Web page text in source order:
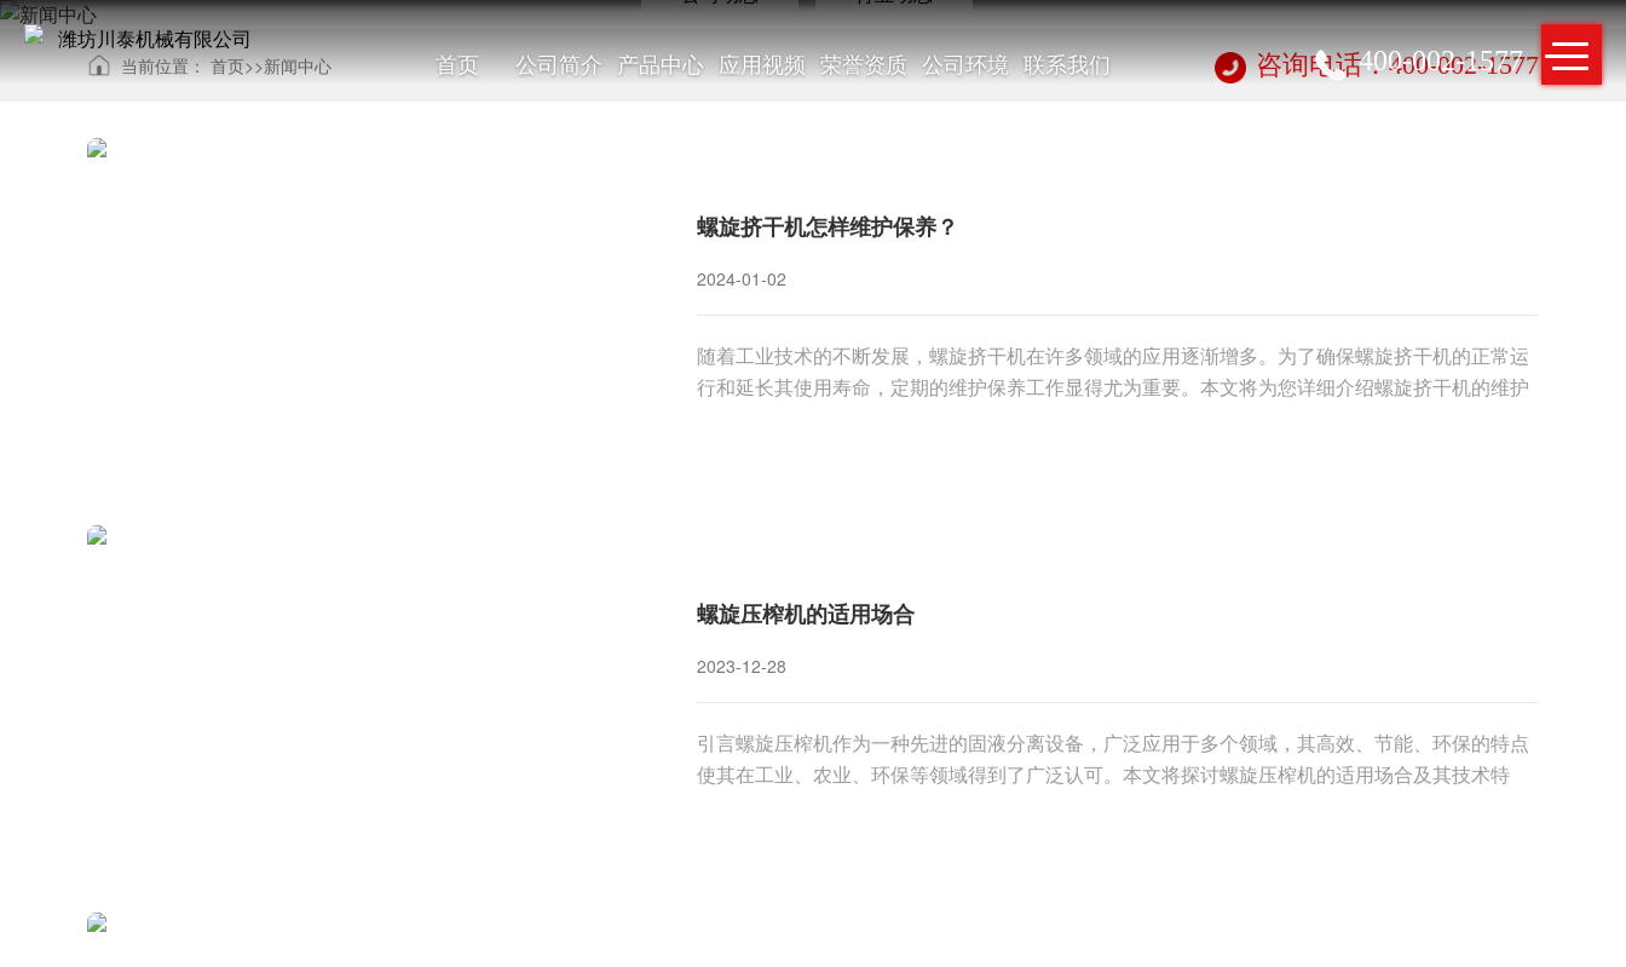
400-002-1577
首页 公司简介 产品中心 应用视频 荣誉资质 公司环境 联系我们
新闻中心
NEWS CENTER
当前位置：首页>>新闻中心 咨询电话：400-002-1577
螺旋挤干机怎样维护保养？
2024-01-02
随着工业技术的不断发展，螺旋挤干机在许多领域的应用逐渐增多。为了确保螺旋挤干机的正常运
行和延长其使用寿命，定期的维护保养工作显得尤为重要。本文将为您详细介绍螺旋挤干机的维护
螺旋压榨机的适用场合
2023-12-28
引言螺旋压榨机作为一种先进的固液分离设备，广泛应用于多个领域，其高效、节能、环保的特点
使其在工业、农业、环保等领域得到了广泛认可。本文将探讨螺旋压榨机的适用场合及其技术特